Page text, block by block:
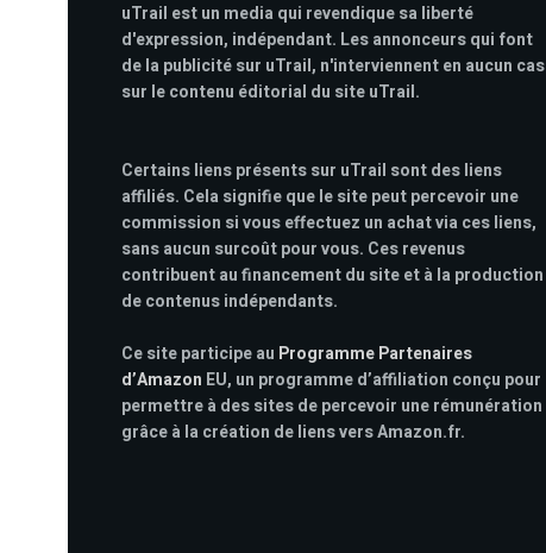
uTrail est un media qui revendique sa liberté
d'expression, indépendant. Les annonceurs qui font
de la publicité sur uTrail, n'interviennent en aucun cas
sur le contenu éditorial du site uTrail.
Certains liens présents sur uTrail sont des liens
affiliés. Cela signifie que le site peut percevoir une
commission si vous effectuez un achat via ces liens,
sans aucun surcoût pour vous. Ces revenus
contribuent au financement du site et à la production
de contenus indépendants.
Ce site participe au Programme Partenaires
d’Amazon EU, un programme d’affiliation conçu pour
permettre à des sites de percevoir une rémunération
grâce à la création de liens vers Amazon.fr.